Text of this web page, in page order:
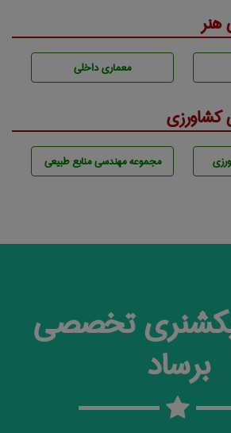
معماری داخلی
مجموعه مهندسی منابع طبيعی
تخصصی
برساد